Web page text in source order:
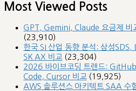
Most Viewed Posts
GPT, Gemini, Claude 요금제
(23,910)
한국 SI 산업 동향 분석: 삼성SDS,
SK AX 비교 (23,304)
2026 바이브코딩 트랜드:
Code, Cursor 비교 (19,925)
AWS 솔루션스 아키텍트 SAA 수